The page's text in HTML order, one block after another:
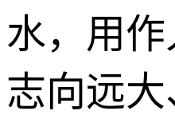
水，用
志向远